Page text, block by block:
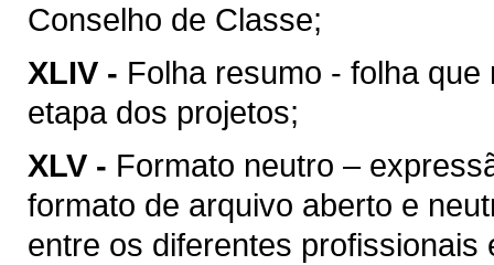
Conselho de Classe;
XLIV - Folha resumo - folha
etapa dos projetos;
XLV - Formato neutro –
formato de arquivo aberto e
entre os diferentes